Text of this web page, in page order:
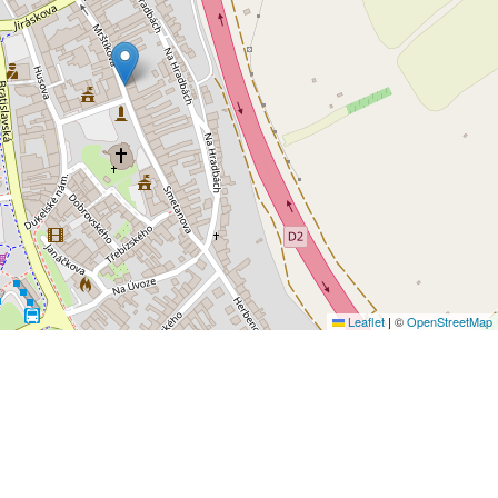
Leaflet | ©OpenStreetMap